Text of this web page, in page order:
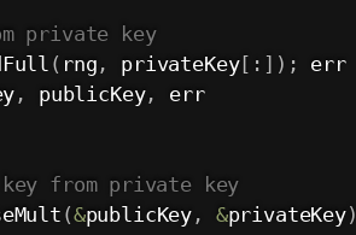
private key
( rng , privateKey[ : ] ) ; err
, publicKey,
err
from private key
(&publicKey , &privateKey)